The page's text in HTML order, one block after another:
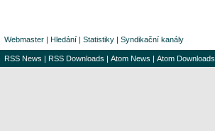
Webmaster | Hledání | Statistiky | Syndikační kanály
RSS News | RSS Downloads | Atom News | Atom Downloads